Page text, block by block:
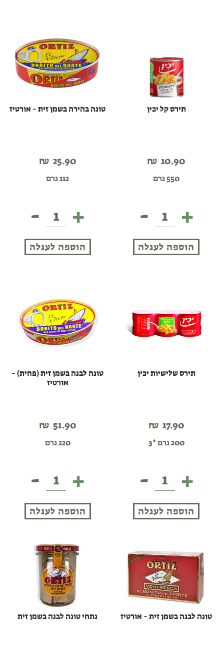
תירס קל יכין
₪ 10.90
550 גרם
+
תירס
קל
-
הוספה לעגלה
טונה בהירה בשמן זית - אורטיז
₪ 25.90
112 גרם
+
טונה
בהירה
זית
-
-
הוספה לעגלה
תירס שלישיות יכין
₪ 17.90
200 גרם *3
+
תירס
שלישיות
-
הוספה לעגלה
טונה לבנה בשמן זית (פחית) -
אורטיז
₪ 51.90
220 גרם
+
טונה
לבנה
זית
(פחית)
אורטיז
-
הוספה לעגלה
טונה לבנה בשמן זית - אורטיז נתחי טונה לבנה בשמן זית